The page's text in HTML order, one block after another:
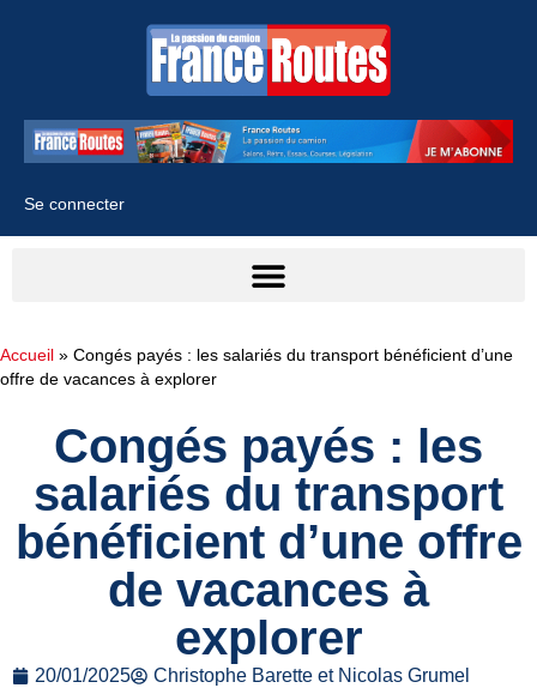
Se connecter
Accueil » Congés payés : les salariés du transport bénéficient d’une
offre de vacances à explorer
Congés payés : les
salariés du transport
bénéficient d’une offre
de vacances à
explorer
20/01/2025 Christophe Barette et Nicolas Grumel